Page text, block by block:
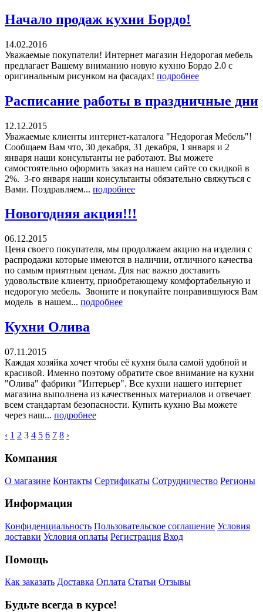
Начало продаж кухни Бордо!
14.02.2016
Уважаемые покупатели! Интернет магазин Недорогая мебель
предлагает Вашему вниманию новую кухню Бордо 2.0 с
оригинальным рисунком на фасадах! подробнее
Расписание работы в праздничные дни
12.12.2015
Уважаемые клиенты интернет-каталога "Недорогая Мебель"!
Сообщаем Вам что, 30 декабря, 31 декабря, 1 января и 2
января наши консультанты не работают. Вы можете
самостоятельно оформить заказ на нашем сайте со скидкой в
2%. 3-го января наши консультанты обязательно свяжуться с
Вами. Поздравляем... подробнее
Новогодняя акция!!!
06.12.2015
Ценя своего покупателя, мы продолжаем акцию на изделия с
распродажи которые имеются в наличии, отличного качества
по самым приятным ценам. Для нас важно доставить
удовольствие клиенту, приобретающему комфортабельную и
недорогую мебель. Звоните и покупайте понравившуюся Вам
модель в нашем... подробнее
Кухни Олива
07.11.2015
Каждая хозяйка хочет чтобы её кухня была самой удобной и
красивой. Именно поэтому обратите свое внимание на кухни
"Олива" фабрики "Интерьер". Все кухни нашего интернет
магазина выполнена из качественных материалов и отвечает
всем стандартам безопасности. Купить кухню Вы можете
через наш... подробнее
‹ 1 2 3 4 5 6 7 8 ›
Компания
О магазине Контакты Сертификаты Сотрудничество Регионы
Информация
Конфиденциальность Пользовательское соглашение Условия
доставки Условия оплаты Регистрация Вход
Помощь
Как заказать Доставка Оплата Статьи Отзывы
Будьте всегда в курсе!